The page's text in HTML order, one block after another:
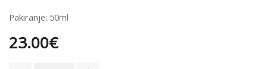
Pakiranje: 50ml
23.00€